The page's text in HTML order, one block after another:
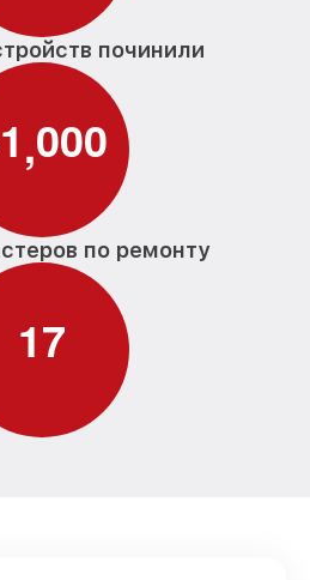
починили
1,000
по ремонту
17